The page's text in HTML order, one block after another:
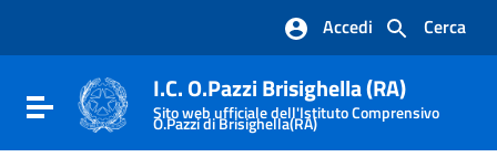
Vai al footer
Cerca
Accedi
Attiva / disattiva la navigazione
I.C. O.Pazzi Brisighella (RA)
Sito web ufficiale dell'Istituto Comprensivo
O.Pazzi di Brisighella(RA)